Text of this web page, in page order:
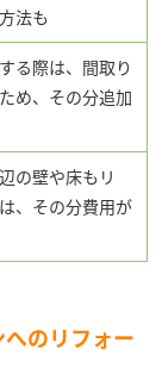
法も
る際は、間取り
め、その分追加
の壁や床もリ
、その分費用が
のリフォー